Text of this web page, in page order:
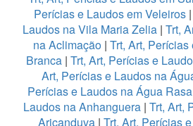
Perícias e Laudos em Veleiros|
Laudos na Vila Maria Zelia| Trt,
na Aclimação| Trt, Art,
Branca | Trt, Art, Perícias e
Art, Perícias e Laudos na
Perícias e Laudos na Água Rasa
Laudos na Anhanguera| Trt, Art,
Aricanduva | Trt, Art, Perícias